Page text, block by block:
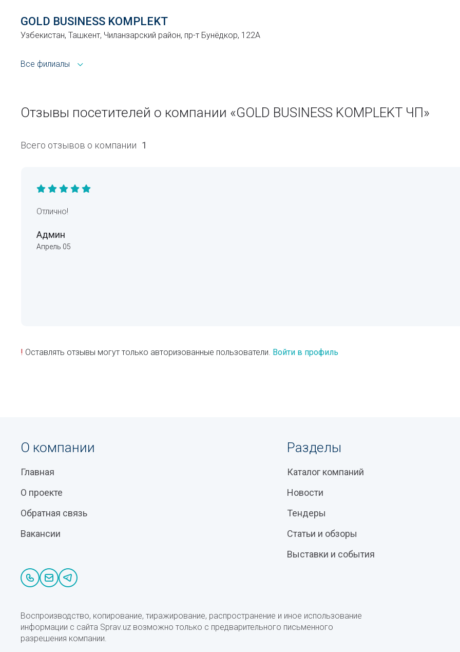
GOLD BUSINESS KOMPLEKT
Узбекистан, Ташкент, Чиланзарский район, пр-т Бунёдкор, 122А
Все филиалы
Отзывы посетителей о компании «GOLD BUSINESS KOMPLEKT ЧП»
Всего отзывов о компании 1
Отлично!
Админ
Апрель 05
! Оставлять отзывы могут только авторизованные пользователи. Войти в профиль
О компании
Главная
О проекте
Обратная связь
Вакансии
Разделы
Каталог компаний
Новости
Тендеры
Статьи и обзоры
Выставки и события
Воспроизводство, копирование, тиражирование, распространение и иное использование
информации с сайта Sprav.uz возможно только с предварительного письменного
разрешения компании.